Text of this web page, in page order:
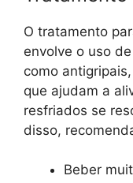
O tratamento
envolve o uso
como
que ajudam a
resfriados se
disso,
Beber